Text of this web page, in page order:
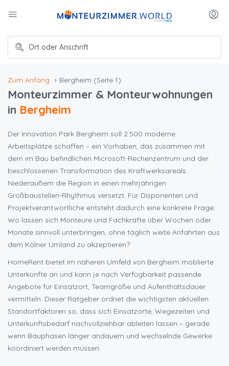
Zum Anfang Bergheim (Seite 1)
Monteurzimmer & Monteurwohnungen
in Bergheim
Der Innovation Park Bergheim soll 2.500 moderne
Arbeitsplätze schaffen – ein Vorhaben, das zusammen mit
dem im Bau befindlichen Microsoft-Rechenzentrum und der
beschlossenen Transformation des Kraftwerksareals
Niederaußem die Region in einen mehrjährigen
Großbaustellen-Rhythmus versetzt. Für Disponenten und
Projektverantwortliche entsteht dadurch eine konkrete Frage:
Wo lassen sich Monteure und Fachkräfte über Wochen oder
Monate sinnvoll unterbringen, ohne täglich weite Anfahrten aus
dem Kölner Umland zu akzeptieren?
HomeRent bietet im näheren Umfeld von Bergheim möblierte
Unterkünfte an und kann je nach Verfügbarkeit passende
Angebote für Einsatzort, Teamgröße und Aufenthaltsdauer
vermitteln. Dieser Ratgeber ordnet die wichtigsten aktuellen
Standortfaktoren so, dass sich Einsatzorte, Wegezeiten und
Unterkunftsbedarf nachvollziehbar ableiten lassen – gerade
wenn Bauphasen länger andauern und wechselnde Gewerke
koordiniert werden müssen.